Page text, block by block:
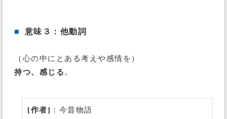
■ 意味３：他動詞
（心の中にとある考えや感情を）
持つ、感じる 。
[作者] ：今昔物語